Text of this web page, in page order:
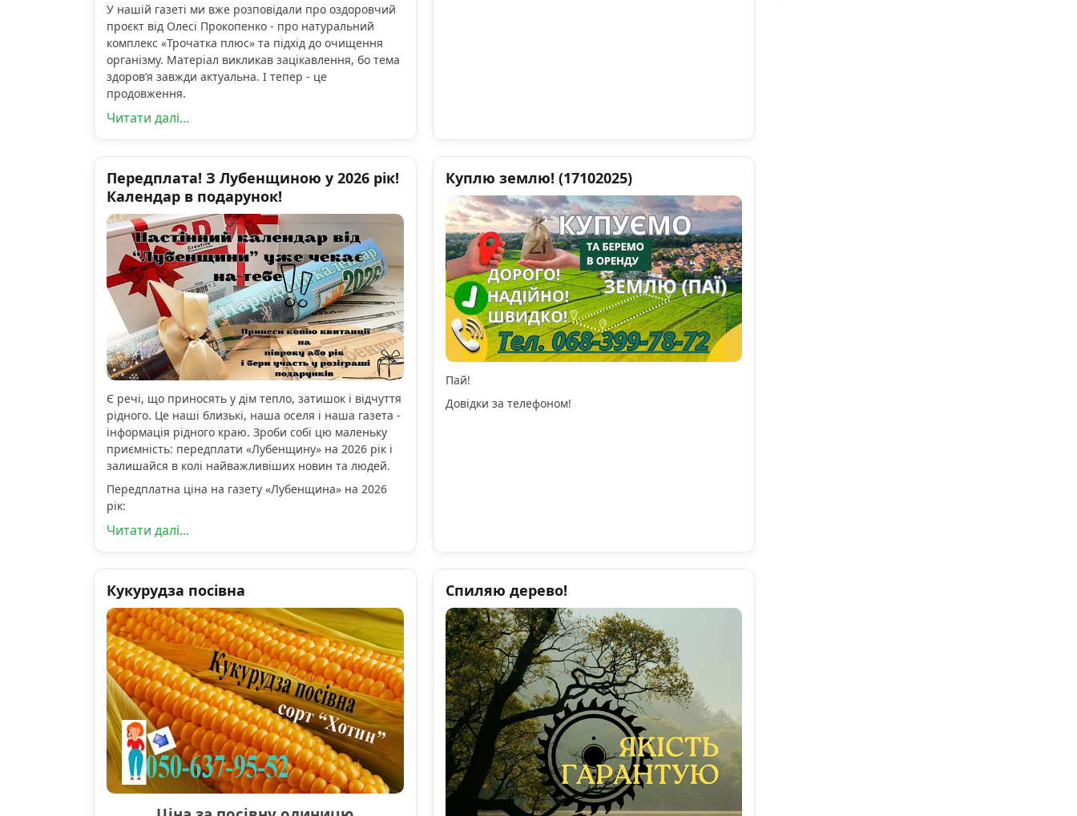
У нашій газеті ми вже розповідали про оздоровчий
проєкт від Олесі Прокопенко - про натуральний
комплекс «Трочатка плюс» та підхід до очищення
організму. Матеріал викликав зацікавлення, бо тема
здоров’я завжди актуальна. І тепер - це
продовження.
Читати далі...
Передплата! З Лубенщиною у 2026 рік!
Календар в подарунок!
Є речі, що приносять у дім тепло, затишок і відчуття
рідного. Це наші близькі, наша оселя і наша газета -
інформація рідного краю. Зроби собі цю маленьку
приємність: передплати «Лубенщину» на 2026 рік і
залишайся в колі найважливіших новин та людей.
Передплатна ціна на газету «Лубенщина» на 2026
рік:
Читати далі...
Куплю землю! (17102025)
Пай!
Довідки за телефоном!
Кукурудза посівна Спиляю дерево!